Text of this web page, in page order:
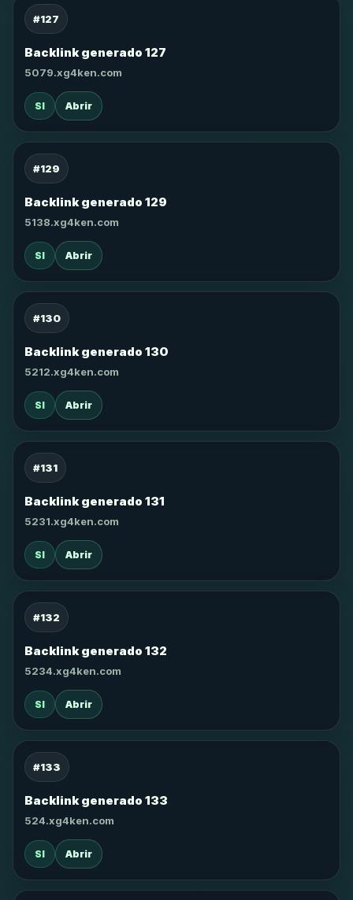
#127
Backlink generado 127
5079.xg4ken.com
SI Abrir
#129
Backlink generado 129
5138.xg4ken.com
SI Abrir
#130
Backlink generado 130
5212.xg4ken.com
SI Abrir
#131
Backlink generado 131
5231.xg4ken.com
SI Abrir
#132
Backlink generado 132
5234.xg4ken.com
SI Abrir
#133
Backlink generado 133
524.xg4ken.com
SI Abrir